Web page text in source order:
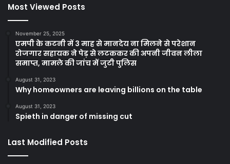
Most Viewed Posts
November 25, 2025
एमपी के कटनी में 3 माह से मानदेय ना मिलने से परेशान
रोजगार सहायक ने पेड़ से लटककर की अपनी जीवन लीला
समाप्त, मामले की जांच में जुटी पुलिस
August 31, 2023
Why homeowners are leaving billions on the table
August 31, 2023
Spieth in danger of missing cut
Last Modified Posts